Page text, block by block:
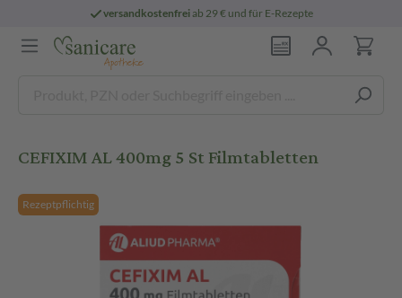
versandkostenfreiab 29 € und für E-Rezepte
CEFIXIM AL 400mg 5 St Filmtabletten
Rezeptpflichtig